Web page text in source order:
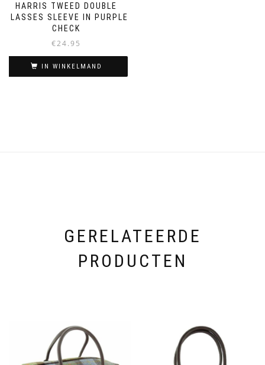
HARRIS TWEED DOUBLE
GLASSES SLEEVE IN PURPLE
CHECK
€24.95
IN WINKELMAND
GERELATEERDE
PRODUCTEN